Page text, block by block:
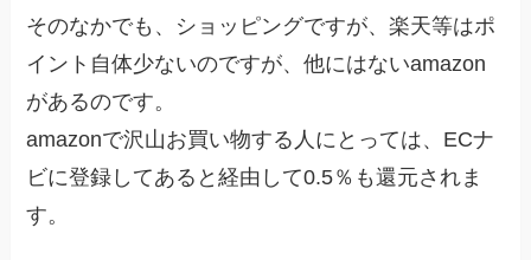
そのなかでも、ショッピングですが、楽天等はポ
イント自体少ないのですが、他にはないamazon
があるのです。
amazonで沢山お買い物する人にとっては、ECナ
ビに登録してあると経由して0.5％も還元されま
す。